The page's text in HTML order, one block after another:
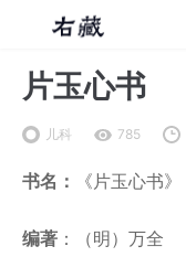
片玉心书
儿科 785
书名： 《片玉心书》
编著 ：（明）万全